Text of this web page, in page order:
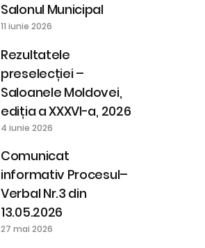
Salonul Municipal
11 iunie 2026
Rezultatele
preselecției –
Saloanele Moldovei,
ediția a XXXVI-a, 2026
4 iunie 2026
Comunicat
informativ Procesul–
Verbal Nr.3 din
13.05.2026
27 mai 2026